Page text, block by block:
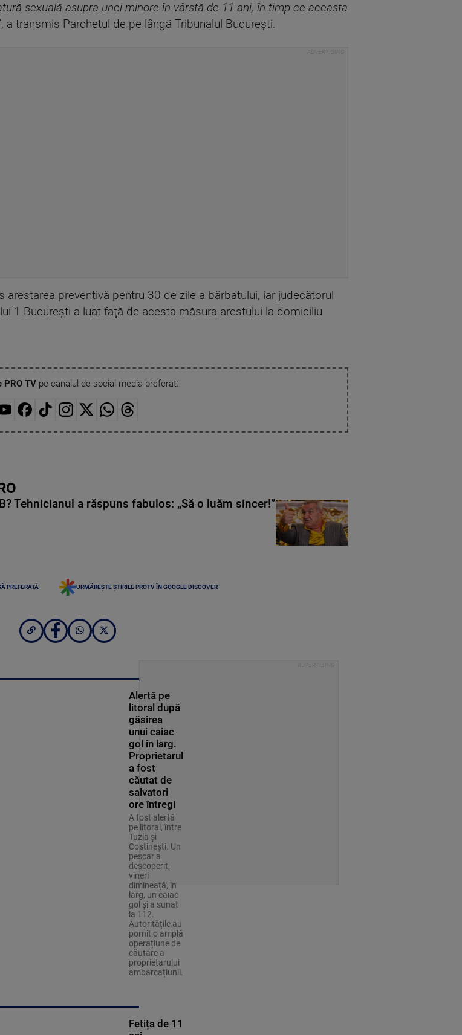
sexuală asupra unei minore în vârstă de 11 ani, în timp ce aceasta
a transmis Parchetul de pe lângă Tribunalul Bucureşti.
preventivă pentru 30 de zile a bărbatului, iar judecătorul
1 Bucureşti a luat faţă de acesta măsura arestului la domiciliu
PRO TVpe canalul de social media preferat:
Tehnicianul a răspuns fabulos: „Să o luăm sincer!”
PREFERATĂ URMĂREȘTE ȘTIRILE PROTV ÎN GOOGLE DISCOVER
Alertă pe
litoral după
găsirea
unui caiac
gol în larg.
Proprietarul
a fost
căutat de
salvatori
ore întregi
A fost alertă
pe litoral, între
Tuzla și
Costinești. Un
pescar a
descoperit,
vineri
dimineață, în
larg, un caiac
gol și a sunat
la 112.
Autoritățile au
pornit o amplă
operațiune de
căutare a
proprietarului
ambarcațiunii.
Fetița de 11